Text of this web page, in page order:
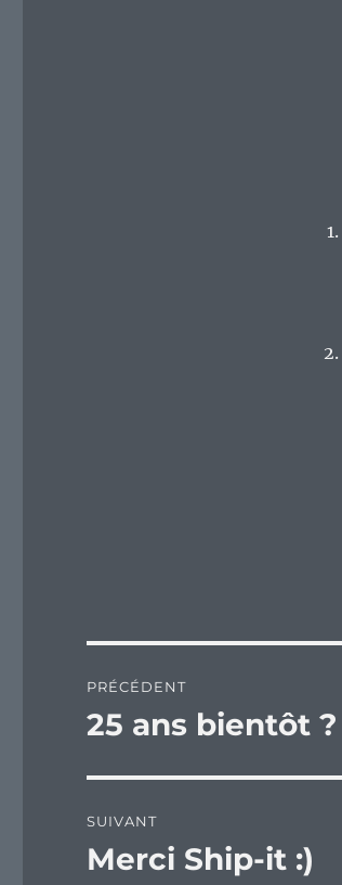
de
PRÉCÉDENT
Publication
25 ans bientôt ?
SUIVANT
Publication
Merci Ship-it :)